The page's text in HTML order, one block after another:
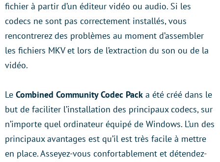
fichier à partir d’un éditeur vidéo ou audio. Si les
codecs ne sont pas correctement installés, vous
rencontrerez des problèmes au moment d’assembler
les fichiers MKV et lors de l’extraction du son ou de la
vidéo.
Le Combined Community Codec Pack a été créé dans le
but de faciliter l’installation des principaux codecs, sur
n’importe quel ordinateur équipé de Windows. L’un des
principaux avantages est qu’il est très facile à mettre
en place. Asseyez-vous confortablement et détendez-